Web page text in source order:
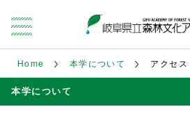
Home 本学について アクセス
本学について